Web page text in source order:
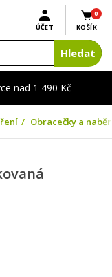
nad 1 490 Kč
0
KOŠÍK
ÚČET
Hledat
Obracečky a